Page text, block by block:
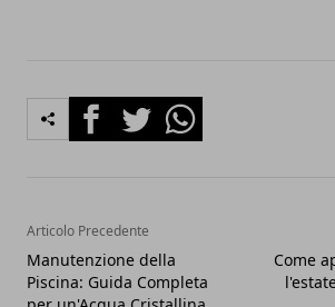
FacebookTwitterWhatsapp
Articolo Precedente
Manutenzione della
Piscina: Guida Completa
Come